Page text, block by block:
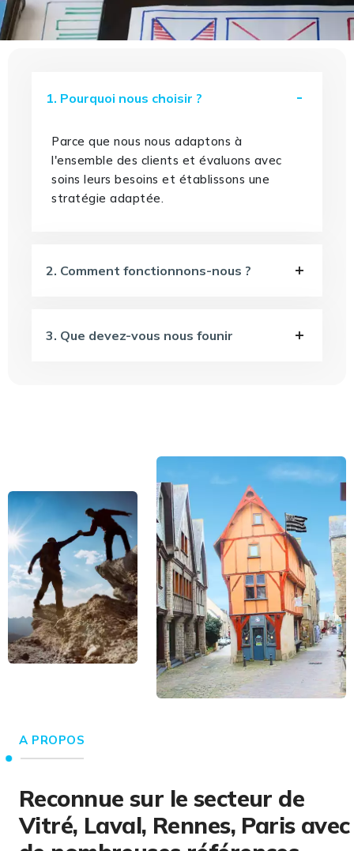
1. Pourquoi nous choisir ?
Parce que nous nous adaptons à
l'ensemble des clients et évaluons avec
soins leurs besoins et établissons une
stratégie adaptée.
2. Comment fonctionnons-nous ?
3. Que devez-vous nous founir
A PROPOS
Reconnue sur le secteur de
Vitré, Laval, Rennes, Paris avec